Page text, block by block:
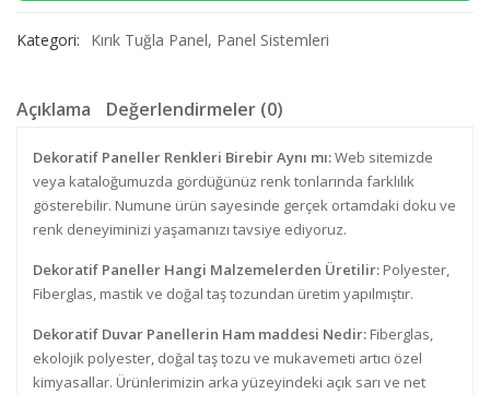
Kategori: Kırık Tuğla Panel, Panel Sistemleri
Açıklama Değerlendirmeler (0)
Dekoratif Paneller Renkleri Birebir Aynı mı:Web sitemizde
veya kataloğumuzda gördüğünüz renk tonlarında farklılık
gösterebilir. Numune ürün sayesinde gerçek ortamdaki doku ve
renk deneyiminizi yaşamanızı tavsiye ediyoruz.
Dekoratif Paneller Hangi Malzemelerden Üretilir: Polyester,
Fiberglas, mastik ve doğal taş tozundan üretim yapılmıştır.
Dekoratif Duvar Panellerin Ham maddesi Nedir: Fiberglas,
ekolojik polyester, doğal taş tozu ve mukavemeti artıcı özel
kimyasallar. Ürünlerimizin arka yüzeyindeki açık sarı ve net